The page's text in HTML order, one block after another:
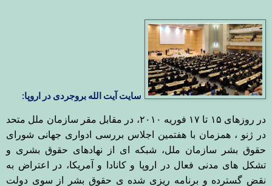
سایت آیت الله بروجردی در اروپا:
در روزهای ۱۵ تا ۱۷ فوریه ۲۰۱۰، در مقابل مقر سازمان ملل متحد
در ژنو ، همزمان با هفتمین اجلاس بررسی ادواری جهانی شورای
حقوق بشر سازمان ملل، شبکه ای از نهادهای حقوق بشری و
تشکل های مدنی فعال در اروپا و کانادا و آمریکا، در اعتراض به
نقض گسترده و برنامه ریزی شده ی حقوق بشر از سوی دولت